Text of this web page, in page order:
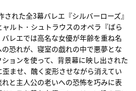
れた全3幕バレエ『シルバーローズ』
ルト・シュトラウスのオペラ『ばら
レエでは高名な女優が年齢を重ね名
恐れが、寝室の戯れの中で悪夢とな
ョンを使って、背景幕に映し出された
ませ、醜く変形させながら消えてい
と主人公の老いへの恐怖を巧みに表